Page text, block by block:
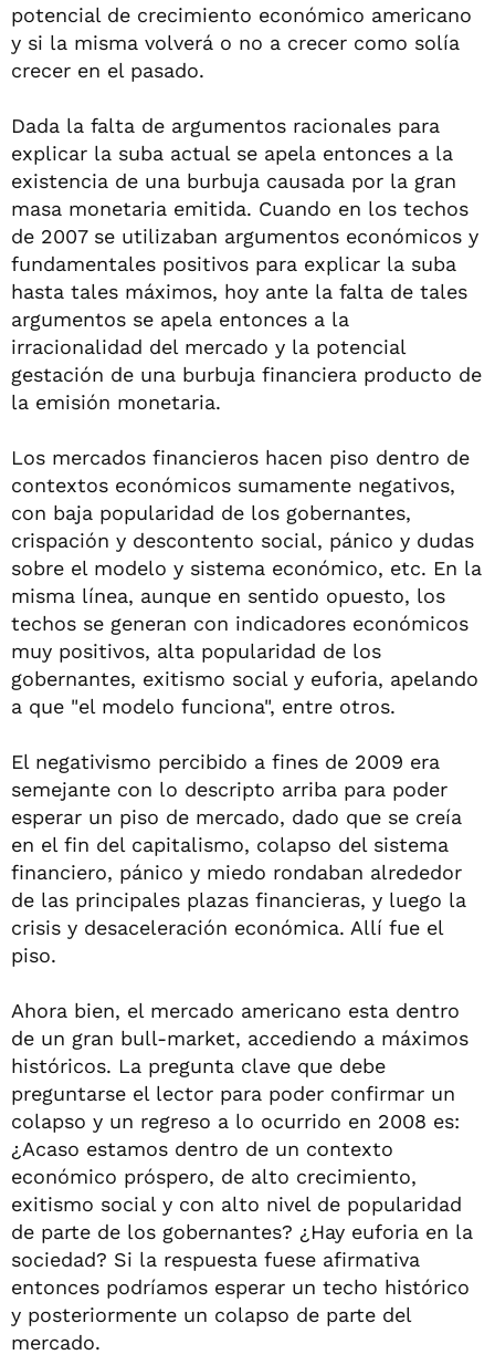
potencial de crecimiento económico americano
y si la misma volverá o no a crecer como solía
crecer en el pasado.
Dada la falta de argumentos racionales para
explicar la suba actual se apela entonces a la
existencia de una burbuja causada por la gran
masa monetaria emitida. Cuando en los techos
de 2007 se utilizaban argumentos económicos y
fundamentales positivos para explicar la suba
hasta tales máximos, hoy ante la falta de tales
argumentos se apela entonces a la
irracionalidad del mercado y la potencial
gestación de una burbuja financiera producto de
la emisión monetaria.
Los mercados financieros hacen piso dentro de
contextos económicos sumamente negativos,
con baja popularidad de los gobernantes,
crispación y descontento social, pánico y dudas
sobre el modelo y sistema económico, etc. En la
misma línea, aunque en sentido opuesto, los
techos se generan con indicadores económicos
muy positivos, alta popularidad de los
gobernantes, exitismo social y euforia, apelando
a que "el modelo funciona", entre otros.
El negativismo percibido a fines de 2009 era
semejante con lo descripto arriba para poder
esperar un piso de mercado, dado que se creía
en el fin del capitalismo, colapso del sistema
financiero, pánico y miedo rondaban alrededor
de las principales plazas financieras, y luego la
crisis y desaceleración económica. Allí fue el
piso.
Ahora bien, el mercado americano esta dentro
de un gran bull-market, accediendo a máximos
históricos. La pregunta clave que debe
preguntarse el lector para poder confirmar un
colapso y un regreso a lo ocurrido en 2008 es:
¿Acaso estamos dentro de un contexto
económico próspero, de alto crecimiento,
exitismo social y con alto nivel de popularidad
de parte de los gobernantes? ¿Hay euforia en la
sociedad? Si la respuesta fuese afirmativa
entonces podríamos esperar un techo histórico
y posteriormente un colapso de parte del
mercado.